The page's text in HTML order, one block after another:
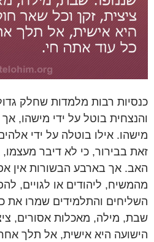
כנסיות רבות מלמדות שחלק
והנצחית בוטל על ידי מישהו, אך
מישהו. אילו בוטלה על ידי
זאת בבירור, כי לא דיבר
האב. אך בארבע הבשורות אין
מהמשיח, ליהודים או לגויים,
השליחים והתלמידים שמרו את
שבת, מילה, מאכלות אסורים,
הישועה היא אישית, אל תלך